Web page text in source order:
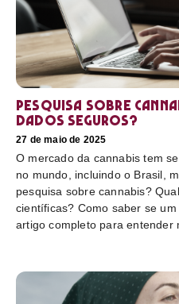
Pesquisa sobre
dados seguros?
27 de maio de 2025
O mercado da cannabis tem
no mundo, incluindo o Brasil,
pesquisa sobre cannabis?
científicas? Como saber se
artigo completo para entender